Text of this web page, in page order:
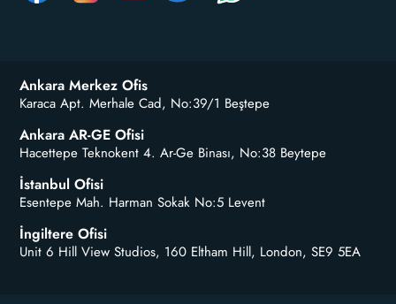
Ankara Merkez Ofis
Karaca Apt. Merhale Cad, No:39/1 Beştepe
Ankara AR-GE Ofisi
Hacettepe Teknokent 4. Ar-Ge Binası, No:38 Beytepe
İstanbul Ofisi
Esentepe Mah. Harman Sokak No:5 Levent
İngiltere Ofisi
Unit 6 Hill View Studios, 160 Eltham Hill, London, SE9 5EA